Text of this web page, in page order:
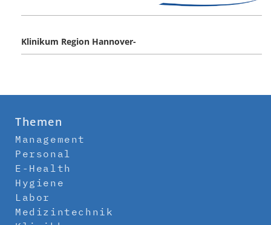
Klinikum Region Hannover-
Themen
Management
Personal
E-Health
Hygiene
Labor
Medizintechnik